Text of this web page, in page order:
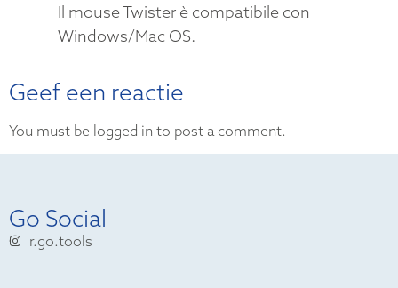
Il mouse Twister è compatibile con
Windows/Mac OS.
Geef een reactie
You must be logged in to post a comment.
Go Social
r.go.tools